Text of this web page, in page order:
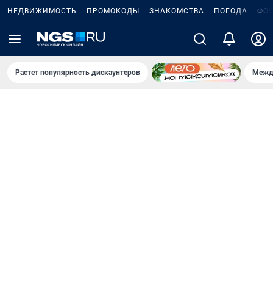
НЕДВИЖИМОСТЬ ПРОМОКОДЫ ЗНАКОМСТВА ПОГОДА
Растет популярность дискаунтеров